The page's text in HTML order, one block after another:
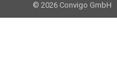
© 2026 Convigo GmbH